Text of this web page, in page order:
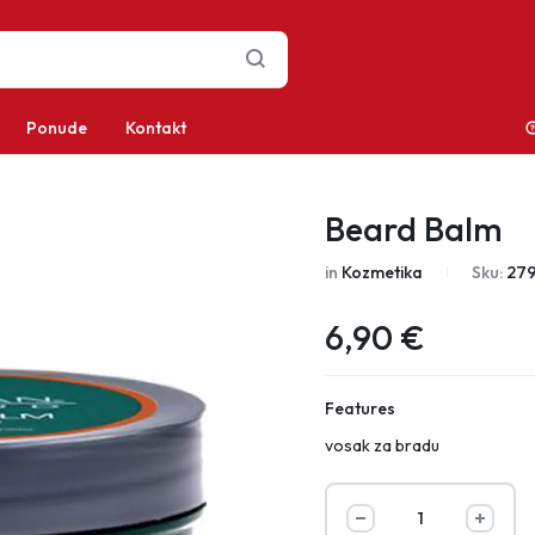
Ponude Kontakt
Beard Balm
in Kozmetika Sku:
6,90 €
Features
vosak za bradu